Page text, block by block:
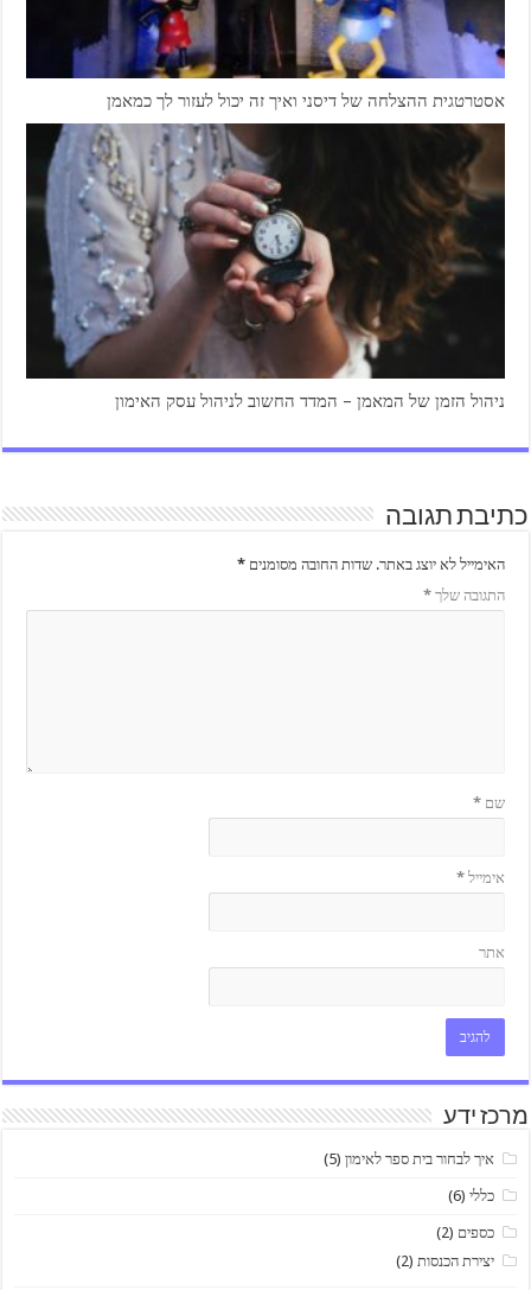
אסטרטגית ההצלחה של דיסני ואיך זה יכול לעזור לך כמאמן
ניהול הזמן של המאמן – המדד החשוב לניהול עסק האימון
כתיבת תגובה
האימייל לא יוצג באתר. שדות החובה מסומנים*
התגובה שלך*
שם*
אימייל*
אתר
מרכז ידע
איך לבחור בית ספר לאימון (5)
כללי (6)
כספים (2)
יצירת הכנסות (2)